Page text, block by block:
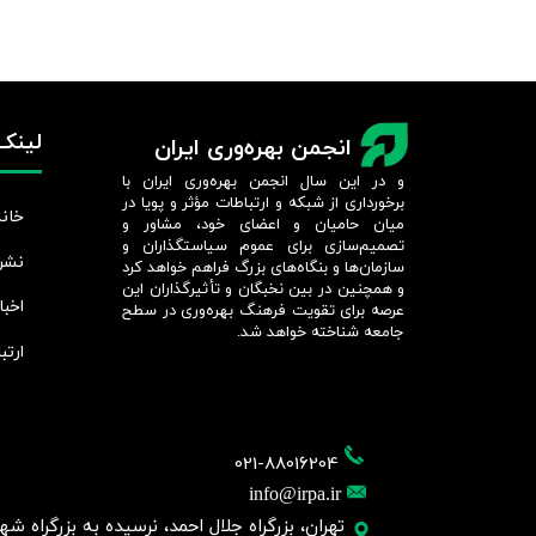
انجمن بهره‌وری ایران
021-88016204
info@irpa.ir
تهران، بزرگراه جلال احمد، نرسیده به بزرگراه شهید
و در این سال انجمن بهره‌وری ایران با
برخورداری از شبکه و ارتباطات مؤثر و پویا در
میان حامیان و اعضای خود، مشاور و
تصمیم‌سازی برای عموم سیاستگذاران و
سازمان‌ها و بنگاه‌های بزرگ فراهم خواهد کرد
و همچنین در بین نخبگان و تأثیرگذاران این
عرصه برای تقویت فرهنگ بهره‌وری در سطح
جامعه شناخته خواهد شد.​​​​​​​